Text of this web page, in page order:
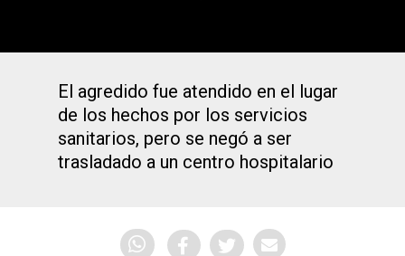
El agredido fue atendido en el lugar
de los hechos por los servicios
sanitarios, pero se negó a ser
trasladado a un centro hospitalario